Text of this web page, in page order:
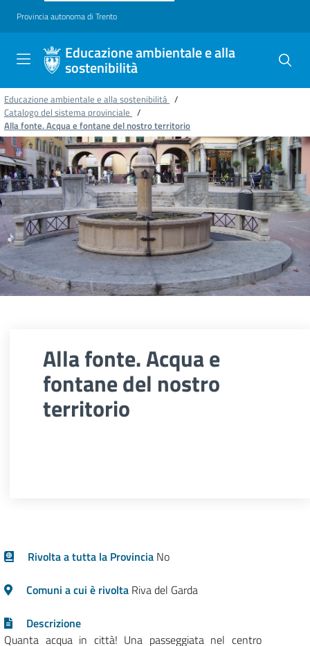
Provincia autonoma di Trento
Educazione ambientale e alla
sostenibilità
Educazione ambientale e alla sostenibilità /
Catalogo del sistema provinciale /
Alla fonte. Acqua e fontane del nostro territorio
Alla fonte. Acqua e
fontane del nostro
territorio
Rivolta a tutta la Provincia No
Comuni a cui è rivolta Riva del Garda
Descrizione
Quanta acqua in città! Una passeggiata nel centro